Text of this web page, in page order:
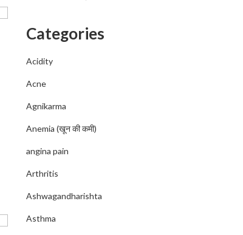
Categories
Acidity
Acne
Agnikarma
Anemia (खून की कमी)
angina pain
Arthritis
Ashwagandharishta
Asthma